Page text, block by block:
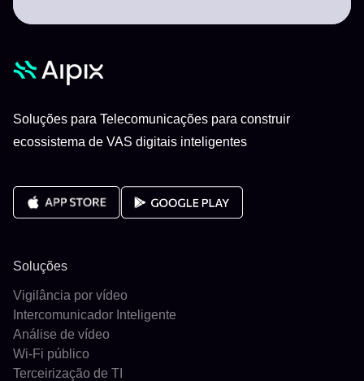
Soluções para Telecomunicações para construir
ecossistema de VAS digitais inteligentes
Soluções
Vigilância por vídeo
Intercomunicador Inteligente
Análise de vídeo
Wi-Fi público
Terceirização de TI